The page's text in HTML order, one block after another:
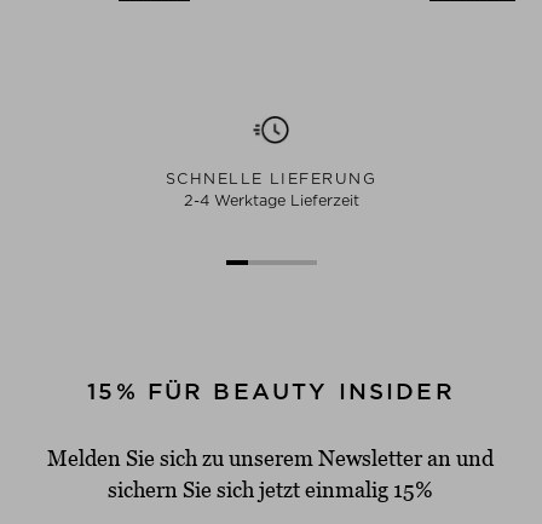
SCHNELLE LIEFERUNG
2-4 Werktage Lieferzeit
15% FÜR BEAUTY INSIDER
Melden Sie sich zu unserem Newsletter an und
sichern Sie sich jetzt einmalig 15%